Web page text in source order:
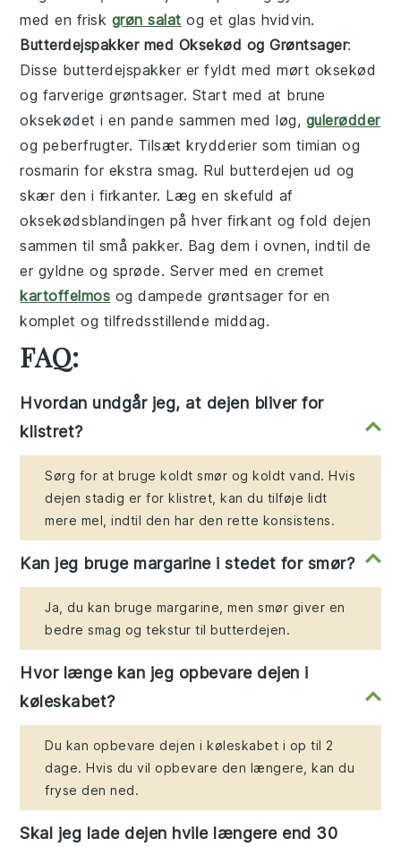
med en frisk grøn salat og et glas hvidvin.
Butterdejspakker med Oksekød og Grøntsager:
Disse butterdejspakker er fyldt med mørt oksekød
og farverige grøntsager. Start med at brune
oksekødet i en pande sammen med løg, gulerødder
og peberfrugter. Tilsæt krydderier som timian og
rosmarin for ekstra smag. Rul butterdejen ud og
skær den i firkanter. Læg en skefuld af
oksekødsblandingen på hver firkant og fold dejen
sammen til små pakker. Bag dem i ovnen, indtil de
er gyldne og sprøde. Server med en cremet
kartoffelmos og dampede grøntsager for en
komplet og tilfredsstillende middag.
FAQ:
Hvordan undgår jeg, at dejen bliver for
klistret?
Sørg for at bruge koldt smør og koldt vand. Hvis
dejen stadig er for klistret, kan du tilføje lidt
mere mel, indtil den har den rette konsistens.
Kan jeg bruge margarine i stedet for smør?
Ja, du kan bruge margarine, men smør giver en
bedre smag og tekstur til butterdejen.
Hvor længe kan jeg opbevare dejen i
køleskabet?
Du kan opbevare dejen i køleskabet i op til 2
dage. Hvis du vil opbevare den længere, kan du
fryse den ned.
Skal jeg lade dejen hvile længere end 30